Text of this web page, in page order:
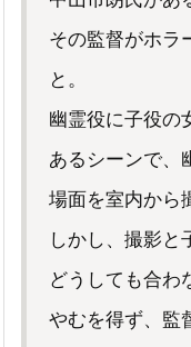
その監督がホラ
と。
幽霊役に子役の
あるシーンで、
場面を室内から
しかし、撮影と
どうしても合わ
やむを得ず、監